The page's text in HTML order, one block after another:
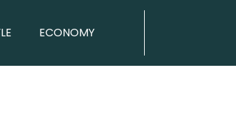
ECONOMY